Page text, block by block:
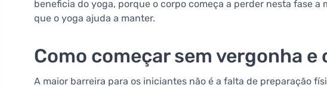
beneficia do yoga, porque o corpo começa a perder nesta fase
que o yoga ajuda a manter.
Como começar sem vergonha
A maior barreira para os iniciantes não é a falta de preparação